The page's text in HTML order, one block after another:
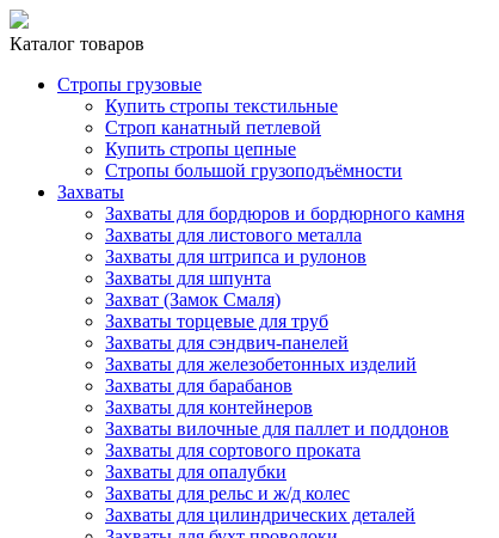
Каталог товаров
Стропы грузовые
Купить стропы текстильные
Строп канатный петлевой
Купить стропы цепные
Стропы большой грузоподъёмности
Захваты
Захваты для бордюров и бордюрного камня
Захваты для листового металла
Захваты для штрипса и рулонов
Захваты для шпунта
Захват (Замок Смаля)
Захваты торцевые для труб
Захваты для сэндвич-панелей
Захваты для железобетонных изделий
Захваты для барабанов
Захваты для контейнеров
Захваты вилочные для паллет и поддонов
Захваты для сортового проката
Захваты для опалубки
Захваты для рельс и ж/д колес
Захваты для цилиндрических деталей